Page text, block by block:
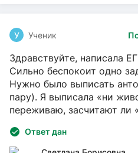
У Ученик
Здравствуйте, написала
Сильно беспокоит одно
Нужно было выписать
пару). Я выписала «ни
переживаю, засчитают ли
Ответ дан